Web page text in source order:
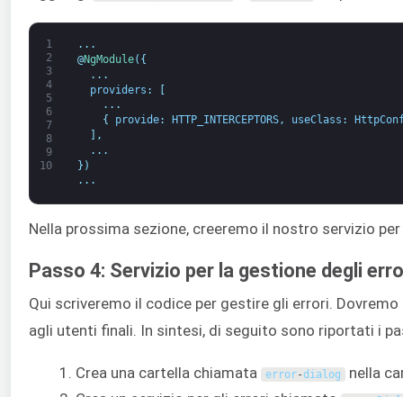
1
2
3
4
5
6
7
8
9
10
. . .
@NgModule( {
. . .
providers :
[
. . .
{
provide: HTTP_INTERCEPTORS, useClass :
,
. . .
} )
. . .
Nella prossima sezione, creeremo il nostro servizio
Passo 4: Servizio per la gestione degli
Qui scriveremo il codice per gestire gli errori.
agli utenti finali. In sintesi, di seguito sono riportati i
Crea una cartella chiamata error-dialog nella